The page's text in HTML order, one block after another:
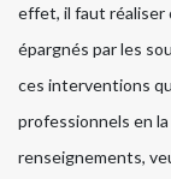
effet, il faut réaliser
épargnés par les
ces interventions
professionnels en
renseignements,